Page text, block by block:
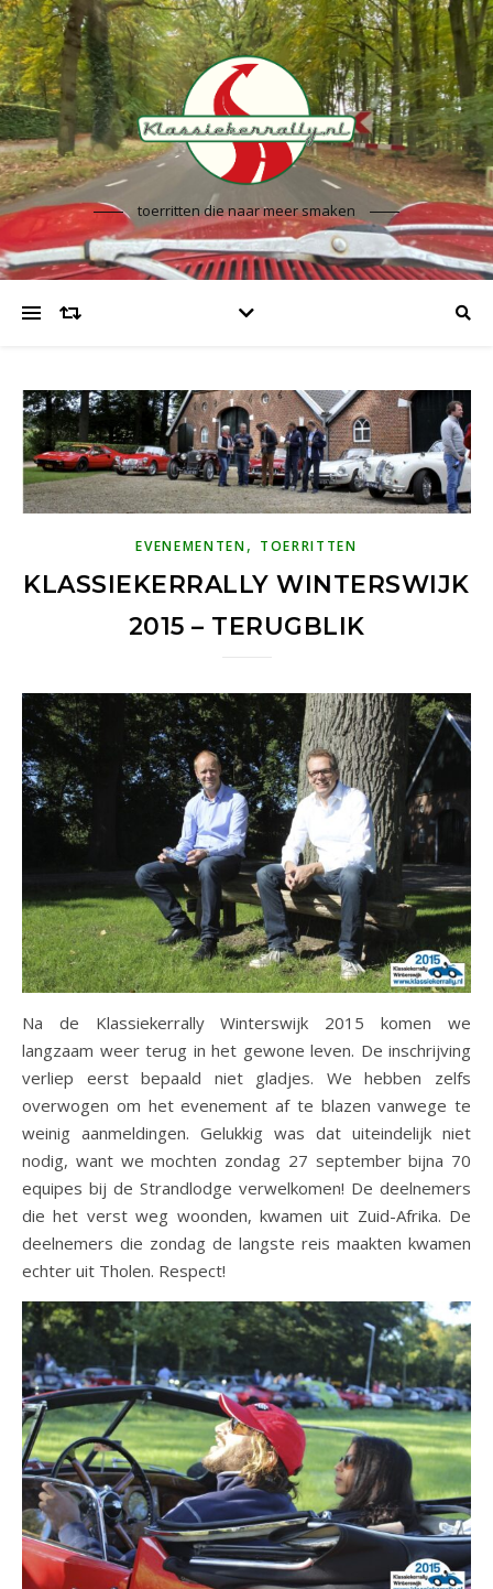
toerritten die naar meer smaken
EVENEMENTEN, TOERRITTEN
KLASSIEKERRALLY WINTERSWIJK
2015 – TERUGBLIK
Na de Klassiekerrally Winterswijk 2015 komen we
langzaam weer terug in het gewone leven. De inschrijving
verliep eerst bepaald niet gladjes. We hebben zelfs
overwogen om het evenement af te blazen vanwege te
weinig aanmeldingen. Gelukkig was dat uiteindelijk niet
nodig, want we mochten zondag 27 september bijna 70
equipes bij de Strandlodge verwelkomen! De deelnemers
die het verst weg woonden, kwamen uit Zuid-Afrika. De
deelnemers die zondag de langste reis maakten kwamen
echter uit Tholen. Respect!